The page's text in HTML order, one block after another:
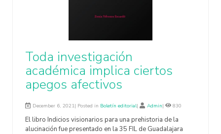
Toda investigación
académica implica ciertos
apegos afectivos
December 6, 2021| Posted in Boletín editorial| Admin| 830
El libro Indicios visionarios para una prehistoria de la
alucinación fue presentado en la 35 FIL de Guadalajara